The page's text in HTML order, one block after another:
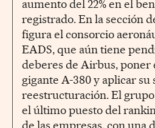
aumento del 22% en el
registrado. En la sección
figura el consorcio
EADS, que aún tiene
deberes de Airbus, poner
gigante A-380 y aplicar su
reestructuración. El
el último puesto del
de las empresas, con una